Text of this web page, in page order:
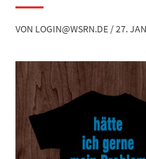
VON LOGIN@WSRN.DE /27.